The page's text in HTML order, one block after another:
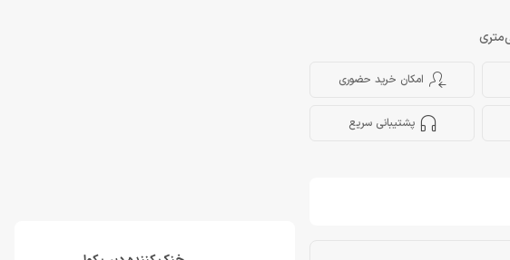
امکان خرید حضوری
پشتیبانی سریع